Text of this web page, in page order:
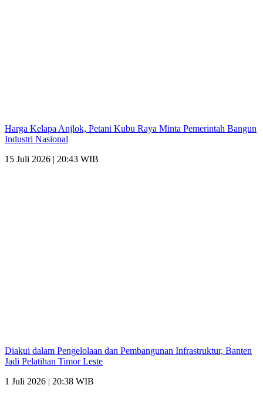
Harga Kelapa Anjlok, Petani Kubu Raya Minta Pemerintah Bangun
Industri Nasional
15 Juli 2026 | 20:43 WIB
Diakui dalam Pengelolaan dan Pembangunan Infrastruktur, Banten
Jadi Pelatihan Timor Leste
1 Juli 2026 | 20:38 WIB